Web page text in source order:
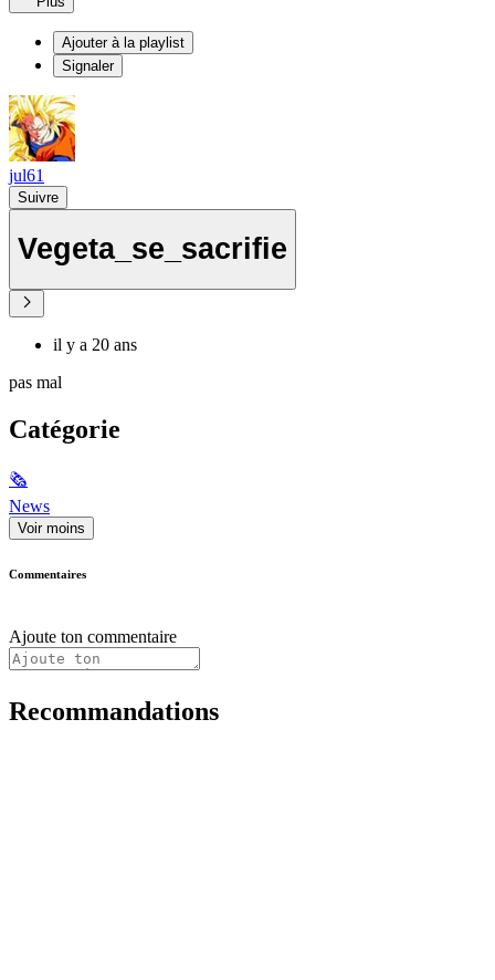
Ajouter à la playlist
Signaler
jul61
Suivre
Vegeta_se_sacrifie
il y a 20 ans
pas mal
Catégorie
🗞
News
Voir moins
Commentaires
Ajoute ton commentaire
Recommandations